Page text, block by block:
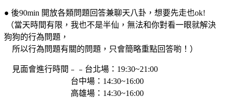
● 後90min 開放各類問題回答兼聊天八卦，想要先走也ok!
（當天時間有限，我也不是半仙，無法和你對看一眼就解決
狗狗的行為問題，
所以行為問題有關的問題，只會簡略重點回答喲！）
見面會進行時間﹣﹣ 台北場：19:30~21:00
台中場：14:30~16:00
高雄場：14:30~16:00